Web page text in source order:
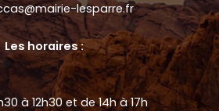
lesparre.fr
Les horaires :
à 12h30 et de 14h à 17h